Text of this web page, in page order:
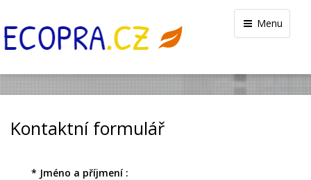
Menu
Kontaktní formulář
* Jméno a příjmení :